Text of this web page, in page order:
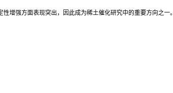
增强方面表现突出，因此成为稀土催化研究中的重要方向之一。